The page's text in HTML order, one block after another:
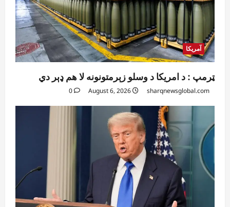
آمریکا
ټرمپ : د امریکا د وسلو زېرمتونونه لا هم ډېر دي
sharqnewsglobal.com
0